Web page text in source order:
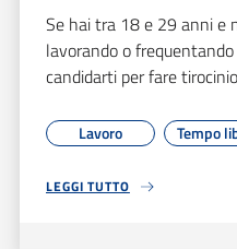
Se hai tra 18 e 29 anni e
lavorando o
candidarti per fare
Lavoro Tempo
LEGGI TUTTO